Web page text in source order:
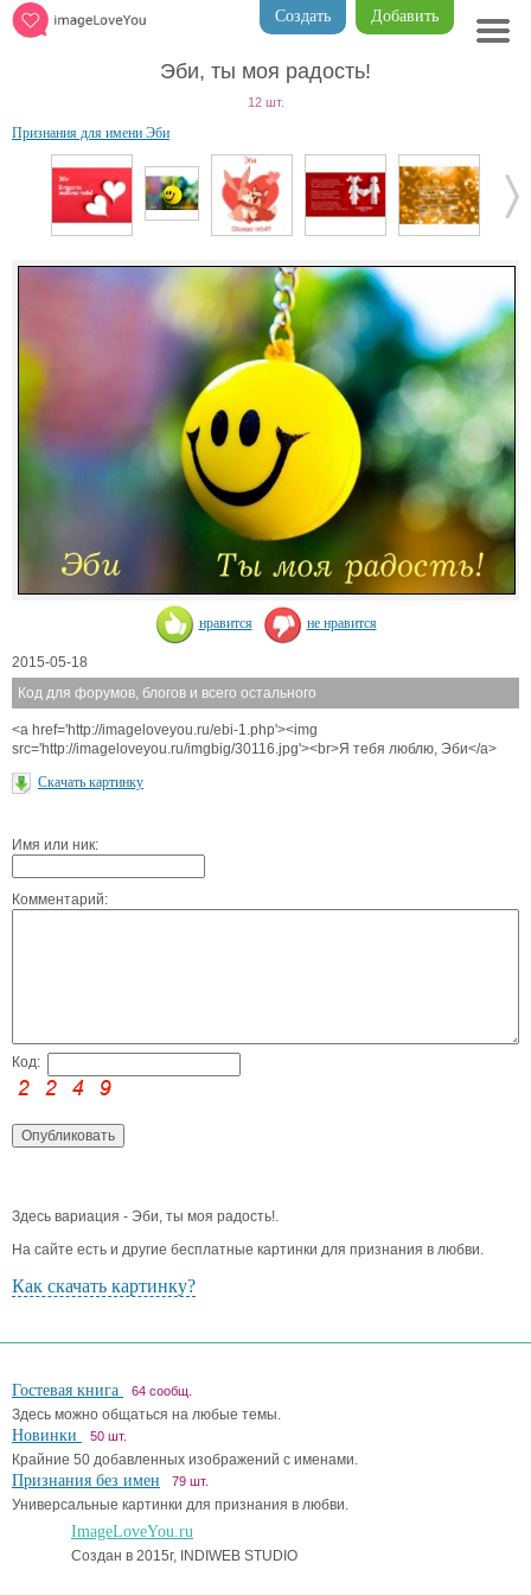
Добавить
Создать
Эби, ты моя радость!
12 шт.
Признания для имени Эби
нравится не нравится
2015-05-18
Код для форумов, блогов и всего остального
<a href='http://imageloveyou.ru/ebi-1.php'><img
src='http://imageloveyou.ru/imgbig/30116.jpg'><br>Я тебя люблю, Эби</a>
Скачать картинку
Имя или ник:
Комментарий:
Код:
Здесь вариация - Эби, ты моя радость!.
На сайте есть и другие бесплатные картинки для признания в любви.
Как скачать картинку?
Гостевая книга 64 сообщ.
Здесь можно общаться на любые темы.
Новинки 50 шт.
Крайние 50 добавленных изображений с именами.
Признания без имен 79 шт.
Универсальные картинки для признания в любви.
ImageLoveYou.ru
Создан в 2015г, INDIWEB STUDIO